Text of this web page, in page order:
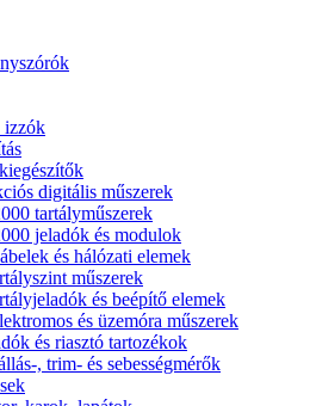
izzók
digitális műszerek
tartályműszerek
jeladók és modulok
és hálózati elemek
műszerek
és beépítő elemek
és üzemóra műszerek
és riasztó tartozékok
, trim- és sebességmérők